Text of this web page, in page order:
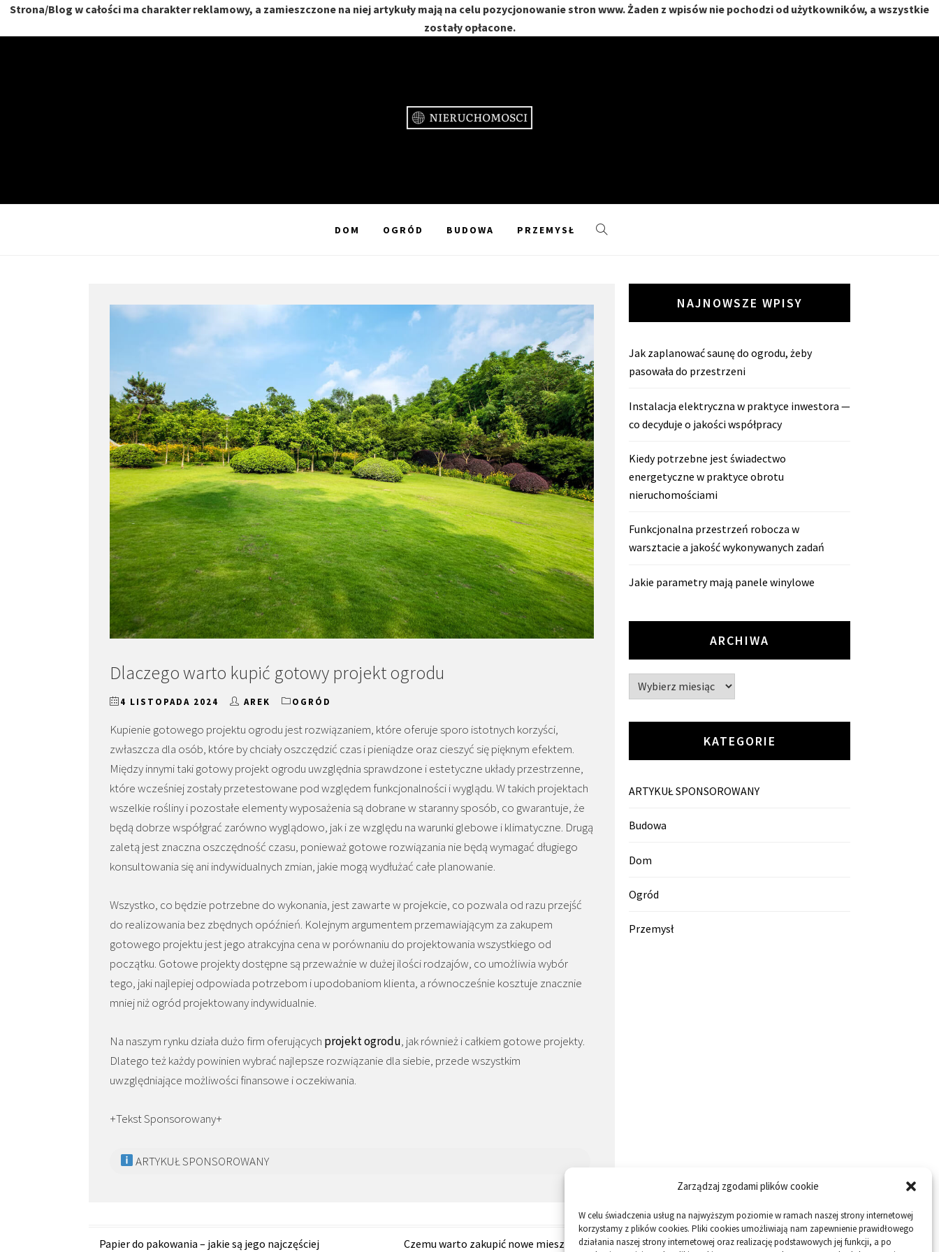
Zarządzaj zgodami plików cookie
W celu świadczenia usług na najwyższym poziomie w ramach naszej strony internetowej
korzystamy z plików cookies. Pliki cookies umożliwiają nam zapewnienie prawidłowego
działania naszej strony internetowej oraz realizację podstawowych jej funkcji, a po
Strona/Blog w całości ma charakter reklamowy, a zamieszczone na niej artykuły mają na celu pozycjonowanie stron www. Żaden z wpisów nie pochodzi od użytkowników, a wszystkie
zostały opłacone.
DOM OGRÓD BUDOWA PRZEMYSŁ
Dlaczego warto kupić gotowy projekt ogrodu
4 LISTOPADA 2024 AREK OGRÓD
Kupienie gotowego projektu ogrodu jest rozwiązaniem, które oferuje sporo istotnych korzyści,
zwłaszcza dla osób, które by chciały oszczędzić czas i pieniądze oraz cieszyć się pięknym efektem.
Między innymi taki gotowy projekt ogrodu uwzględnia sprawdzone i estetyczne układy przestrzenne,
które wcześniej zostały przetestowane pod względem funkcjonalności i wyglądu. W takich projektach
wszelkie rośliny i pozostałe elementy wyposażenia są dobrane w staranny sposób, co gwarantuje, że
będą dobrze współgrać zarówno wyglądowo, jak i ze względu na warunki glebowe i klimatyczne. Drugą
zaletą jest znaczna oszczędność czasu, ponieważ gotowe rozwiązania nie będą wymagać długiego
konsultowania się ani indywidualnych zmian, jakie mogą wydłużać całe planowanie.
Wszystko, co będzie potrzebne do wykonania, jest zawarte w projekcie, co pozwala od razu przejść
do realizowania bez zbędnych opóźnień. Kolejnym argumentem przemawiającym za zakupem
gotowego projektu jest jego atrakcyjna cena w porównaniu do projektowania wszystkiego od
początku. Gotowe projekty dostępne są przeważnie w dużej ilości rodzajów, co umożliwia wybór
tego, jaki najlepiej odpowiada potrzebom i upodobaniom klienta, a równocześnie kosztuje znacznie
mniej niż ogród projektowany indywidualnie.
Na naszym rynku działa dużo firm oferujących projekt ogrodu, jak również i całkiem gotowe projekty.
Dlatego też każdy powinien wybrać najlepsze rozwiązanie dla siebie, przede wszystkim
uwzględniające możliwości finansowe i oczekiwania.
+Tekst Sponsorowany+
ARTYKUŁ SPONSOROWANY
Zobacz
Papier do pakowania – jakie są jego najczęściej Czemu warto zakupić nowe mieszkanie od
NAJNOWSZE WPISY
Jak zaplanować saunę do ogrodu, żeby
pasowała do przestrzeni
Instalacja elektryczna w praktyce inwestora —
co decyduje o jakości współpracy
Kiedy potrzebne jest świadectwo
energetyczne w praktyce obrotu
nieruchomościami
Funkcjonalna przestrzeń robocza w
warsztacie a jakość wykonywanych zadań
Jakie parametry mają panele winylowe
ARCHIWA
Archiwa
KATEGORIE
ARTYKUŁ SPONSOROWANY
Budowa
Dom
Ogród
Przemysł